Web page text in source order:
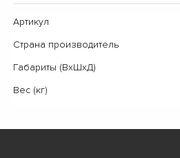
Артикул
Страна производитель
Габариты (ВхШхД)
Вес (кг)